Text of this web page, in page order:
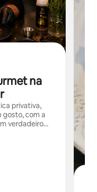
na
privativa,
gosto, com a
verdadeiro